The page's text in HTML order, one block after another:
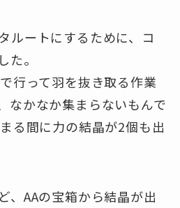
ルートにするために、コ
た。
行って羽を抜き取る作業
なかなか集まらないもんで
る間に力の結晶が2個も出
、AAの宝箱から結晶が出